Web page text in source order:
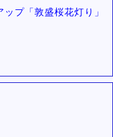
プ「敦盛桜花灯り」